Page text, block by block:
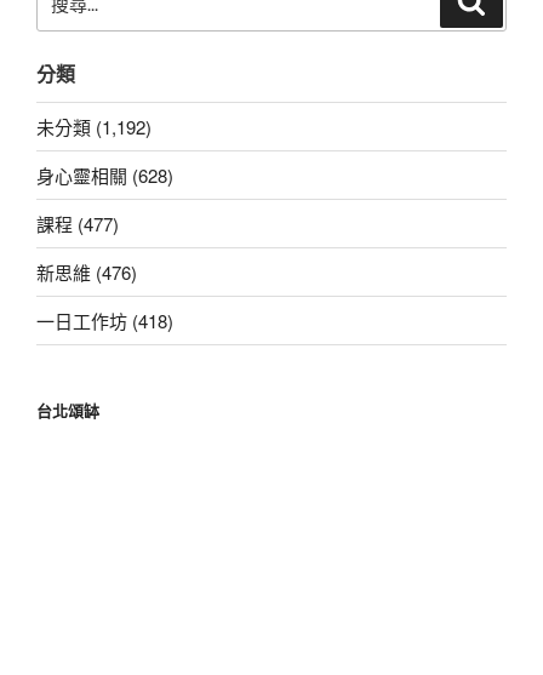
尋
鍵
字:
分類
未分類 (1,192)
身心靈相關 (628)
課程 (477)
新思維 (476)
一日工作坊 (418)
台北頌缽